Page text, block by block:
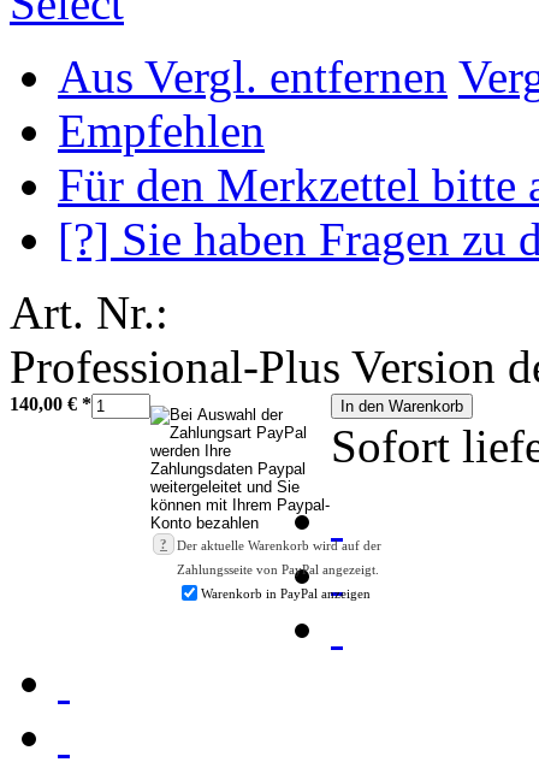
Aus Vergl. entfernen
Empfehlen
Für den Merkzettel bitte
[?] Sie haben Fragen zu
Art. Nr.:
Professional-Plus Version
140,00 € * In den Warenkorb
?
Der aktuelle Warenkorb wird auf der
Zahlungsseite von PayPal angezeigt.
Warenkorb in PayPal anzeigen
Sofort